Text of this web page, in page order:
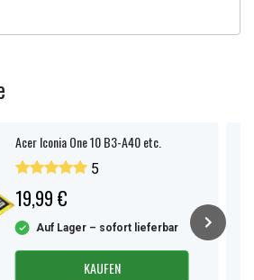
Acer Iconia One 10 B3-A40 etc.
5
19,99 €
Auf Lager – sofort lieferbar
KAUFEN